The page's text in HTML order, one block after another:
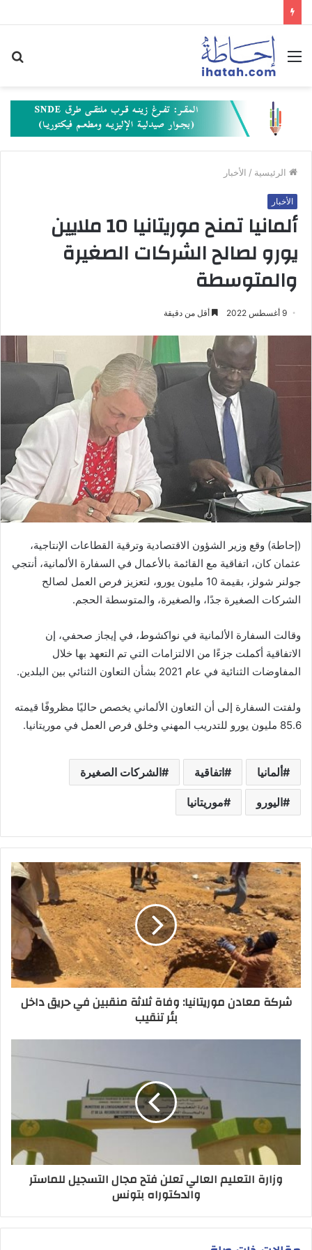
القائمة
الرئيسية / الأخبار
الأخبار
ألمانيا تمنح موريتانيا 10 ملايين
يورو لصالح الشركات الصغيرة
والمتوسطة
9 أغسطس 2022 أقل من دقيقة
(إحاطة) وقع وزير الشؤون الاقتصادية وترقية القطاعات الإنتاجية،
عثمان كان، اتفاقية مع القائمة بالأعمال في السفارة الألمانية، أنتجي
جولنر شولز، بقيمة 10 مليون يورو، لتعزيز فرص العمل لصالح
الشركات الصغيرة جدًا، والصغيرة، والمتوسطة الحجم.
وقالت السفارة الألمانية في نواكشوط، في إيجاز صحفي، إن
الاتفاقية أكملت جزءًا من الالتزامات التي تم التعهد بها خلال
المفاوضات الثنائية في عام 2021 بشأن التعاون الثنائي بين البلدين.
ولفتت السفارة إلى أن التعاون الألماني يخصص حاليًا مظروفًا قيمته
85.6 مليون يورو للتدريب المهني وخلق فرص العمل في موريتانيا.
ألمانيا اتفاقية الشركات الصغيرة
اليورو موريتانيا
شركة معادن موريتانيا: وفاة ثلاثة منقبين في حريق داخل
بئر تنقيب
وزارة التعليم العالي تعلن فتح مجال التسجيل للماستر
والدكتوراه بتونس